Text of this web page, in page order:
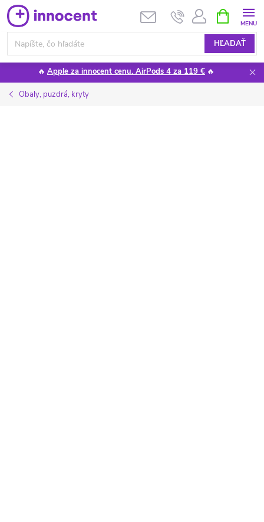
Prejsť
na
obsah
HĽADAŤ
KOŠÍK
🔥 Apple za innocent cenu. AirPods 4 za 119 € 🔥
Obaly, puzdrá, kryty